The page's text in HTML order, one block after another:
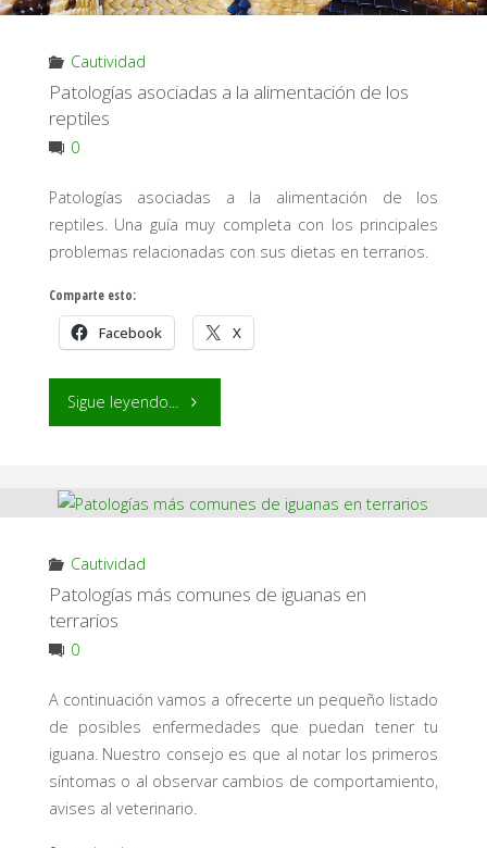
Cautividad
Patologías asociadas a la alimentación de los
reptiles
0
Patologías asociadas a la alimentación de los
reptiles. Una guía muy completa con los principales
problemas relacionadas con sus dietas en terrarios.
Comparte esto:
Facebook X
Sigue leyendo... "Patologías
alimentación
reptiles"
Cautividad
Patologías más comunes de iguanas en
terrarios
0
A continuación vamos a ofrecerte un pequeño listado
de posibles enfermedades que puedan tener tu
iguana. Nuestro consejo es que al notar los primeros
síntomas o al observar cambios de comportamiento,
avises al veterinario.